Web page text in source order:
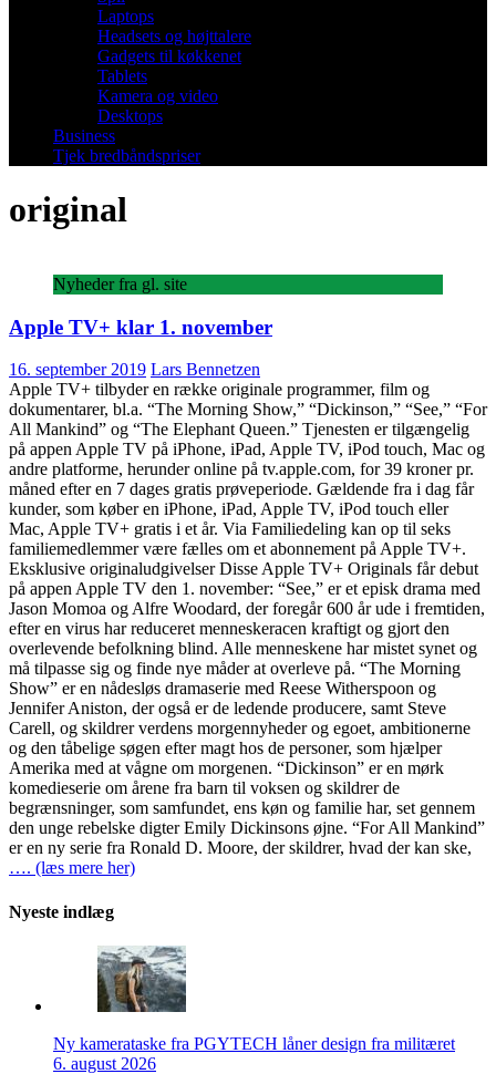
Laptops
Headsets og højttalere
Gadgets til køkkenet
Tablets
Kamera og video
Desktops
Business
Tjek bredbåndspriser
original
Nyheder fra gl. site
Apple TV+ klar 1. november
16. september 2019 Lars Bennetzen
Apple TV+ tilbyder en række originale programmer, film og
dokumentarer, bl.a. “The Morning Show,” “Dickinson,” “See,” “For
All Mankind” og “The Elephant Queen.” Tjenesten er tilgængelig
på appen Apple TV på iPhone, iPad, Apple TV, iPod touch, Mac og
andre platforme, herunder online på tv.apple.com, for 39 kroner pr.
måned efter en 7 dages gratis prøveperiode. Gældende fra i dag får
kunder, som køber en iPhone, iPad, Apple TV, iPod touch eller
Mac, Apple TV+ gratis i et år. Via Familiedeling kan op til seks
familiemedlemmer være fælles om et abonnement på Apple TV+.
Eksklusive originaludgivelser Disse Apple TV+ Originals får debut
på appen Apple TV den 1. november: “See,” er et episk drama med
Jason Momoa og Alfre Woodard, der foregår 600 år ude i fremtiden,
efter en virus har reduceret menneskeracen kraftigt og gjort den
overlevende befolkning blind. Alle menneskene har mistet synet og
må tilpasse sig og finde nye måder at overleve på. “The Morning
Show” er en nådesløs dramaserie med Reese Witherspoon og
Jennifer Aniston, der også er de ledende producere, samt Steve
Carell, og skildrer verdens morgennyheder og egoet, ambitionerne
og den tåbelige søgen efter magt hos de personer, som hjælper
Amerika med at vågne om morgenen. “Dickinson” er en mørk
komedieserie om årene fra barn til voksen og skildrer de
begrænsninger, som samfundet, ens køn og familie har, set gennem
den unge rebelske digter Emily Dickinsons øjne. “For All Mankind”
er en ny serie fra Ronald D. Moore, der skildrer, hvad der kan ske,
…. (læs mere her)
Nyeste indlæg
Ny kamerataske fra PGYTECH låner design fra militæret
6. august 2026